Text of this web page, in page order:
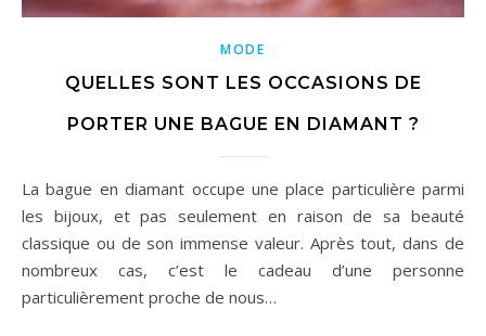
MODE
QUELLES SONT LES OCCASIONS DE
PORTER UNE BAGUE EN DIAMANT ?
La bague en diamant occupe une place particulière parmi
les bijoux, et pas seulement en raison de sa beauté
classique ou de son immense valeur. Après tout, dans de
nombreux cas, c’est le cadeau d’une personne
particulièrement proche de nous…